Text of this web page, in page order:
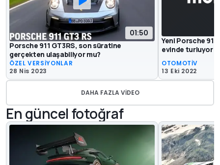
01:50
Porsche 911 GT3RS, son süratine
gerçekten ulaşabiliyor mu?
ÖZEL VERSİYONLAR
28 Nis 2023
Yeni Porsche
evinde turluyor
OTOMOTİV
13 Eki 2022
DAHA FAZLA VIDEO
En güncel fotoğraf